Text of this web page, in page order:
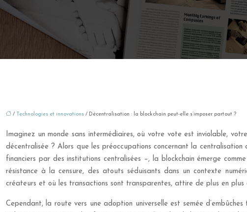
/ Technologies et innovations / Décentralisation : la blockchain peut-elle s’imposer partout ?
Imaginez un monde sans intermédiaires, où votre vote est inviolable,
décentralisée ? Alors que les préoccupations concernant la
financiers par des institutions centralisées –, la blockchain émerge
résistance à la censure, des atouts séduisants dans un contexte
créateurs et où les transactions sont transparentes, attire de plus en plus
Cependant, la route vers une adoption universelle est semée